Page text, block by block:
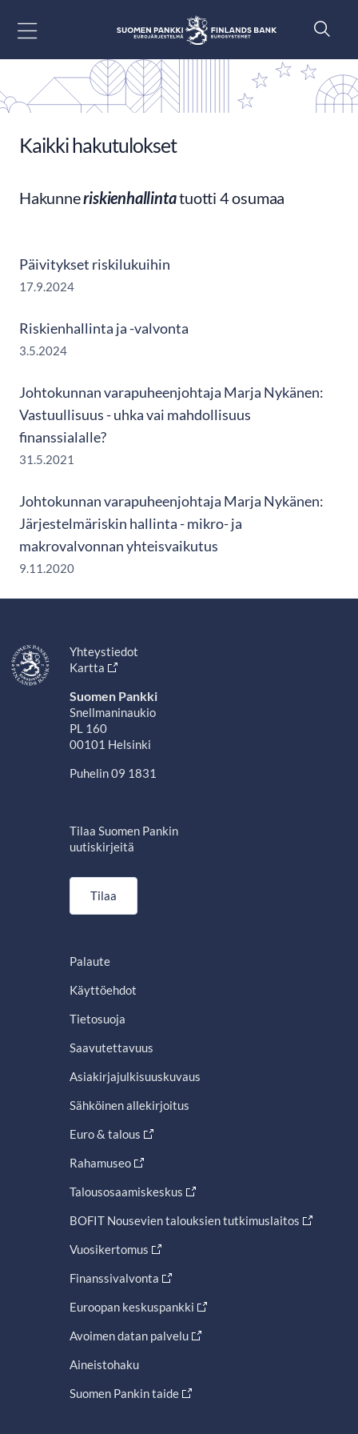
Kaikki hakutulokset
Hakunneriskienhallintatuotti 4 osumaa
Päivitykset riskilukuihin
17.9.2024
Riskienhallinta ja -valvonta
3.5.2024
Johtokunnan varapuheenjohtaja Marja Nykänen:
Vastuullisuus - uhka vai mahdollisuus
finanssialalle?
31.5.2021
Johtokunnan varapuheenjohtaja Marja Nykänen:
Järjestelmäriskin hallinta - mikro- ja
makrovalvonnan yhteisvaikutus
9.11.2020
Yhteystiedot
Kartta
Suomen Pankki
Snellmaninaukio
PL 160
00101 Helsinki
Puhelin 09 1831
Tilaa Suomen Pankin
uutiskirjeitä
Tilaa
Palaute
Käyttöehdot
Tietosuoja
Saavutettavuus
Asiakirjajulkisuuskuvaus
Sähköinen allekirjoitus
Euro & talous
Rahamuseo
Talousosaamiskeskus
BOFIT Nousevien talouksien tutkimuslaitos
Vuosikertomus
Finanssivalvonta
Euroopan keskuspankki
Avoimen datan palvelu
Aineistohaku
Suomen Pankin taide